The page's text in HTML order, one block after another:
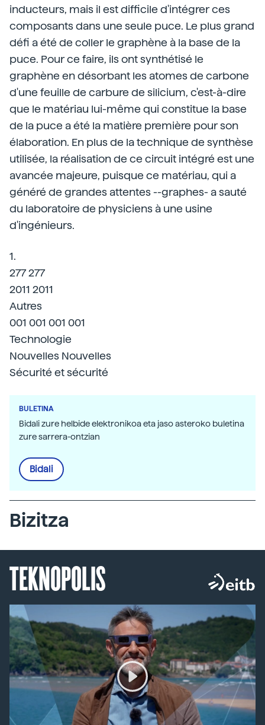
inducteurs, mais il est difficile d'intégrer ces
composants dans une seule puce. Le plus grand
défi a été de coller le graphène à la base de la
puce. Pour ce faire, ils ont synthétisé le
graphène en désorbant les atomes de carbone
d'une feuille de carbure de silicium, c'est-à-dire
que le matériau lui-même qui constitue la base
de la puce a été la matière première pour son
élaboration. En plus de la technique de synthèse
utilisée, la réalisation de ce circuit intégré est une
avancée majeure, puisque ce matériau, qui a
généré de grandes attentes --graphes- a sauté
du laboratoire de physiciens à une usine
d'ingénieurs.
1.
277 277
2011 2011
Autres
001 001 001 001
Technologie
Nouvelles Nouvelles
Sécurité et sécurité
BULETINA
Bidali zure helbide elektronikoa eta jaso asteroko buletina
zure sarrera-ontzian
Bidali
Bizitza
TEKNOPOLIS